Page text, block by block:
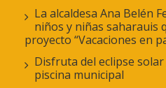
La alcaldesa Ana Belén
niños y niñas saharauis
proyecto “Vacaciones en
Disfruta del eclipse
piscina municipal